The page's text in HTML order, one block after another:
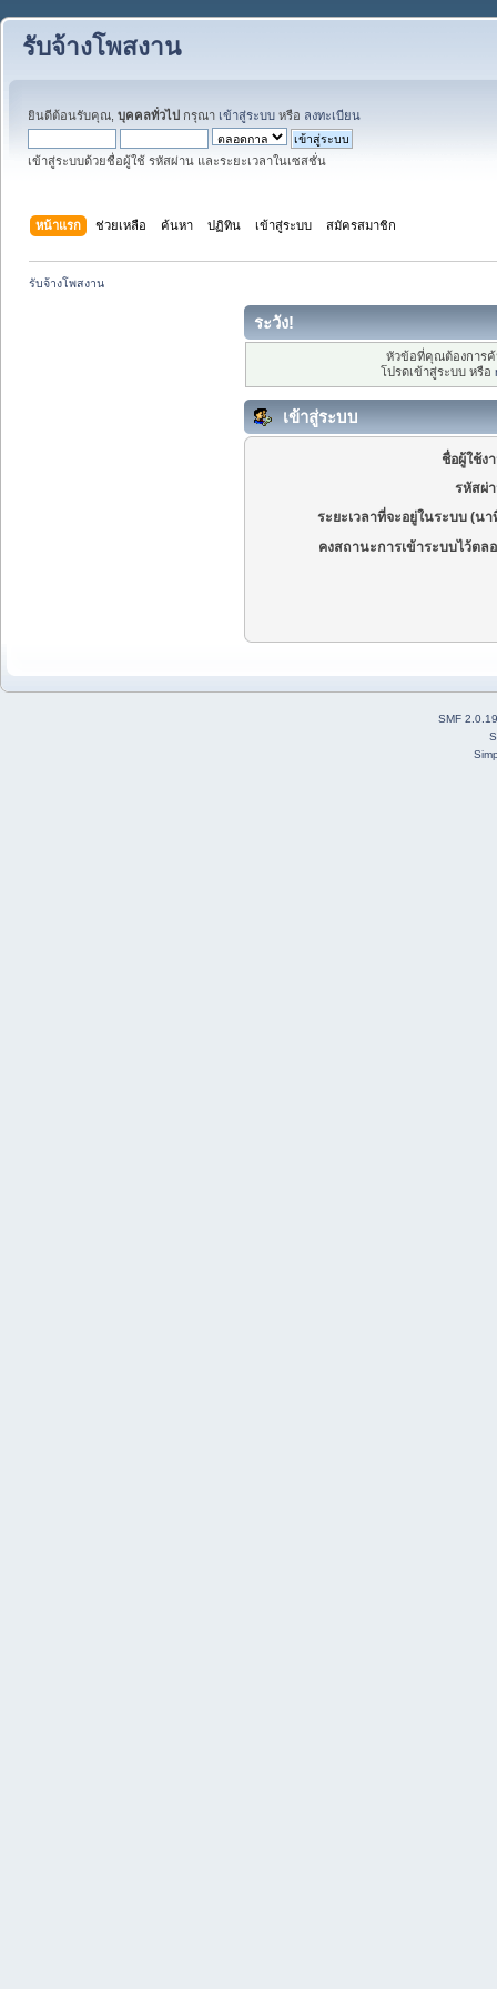
รับจ้างโพสงาน
ยินดีต้อนรับคุณ, บุคคลทั่วไป กรุณา เข้าสู่ระบบ หรือ ลงทะเบียน
เข้าสู่ระบบด้วยชื่อผู้ใช้ รหัสผ่าน และระยะเวลาในเซสชั่น
หน้าแรก ช่วยเหลือ ค้นหา ปฏิทิน เข้าสู่ระบบ สมัครสมาชิก
รับจ้างโพสงาน
ระวัง!
หัวข้อที่คุณต้องการ
โปรดเข้าสู่ระบบ หรือ
เข้าสู่ระบบ
ชื่อผู้ใช้ง
รหัสผ่
ระยะเวลาที่จะอยู่ในระบบ (นา
คงสถานะการเข้าระบบไว้ตล
SMF 2.0.19